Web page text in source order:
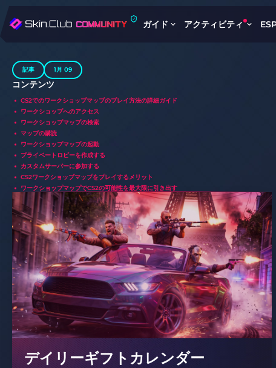
ガイド アクティビティ
記事 1月 09
コンテンツ
CS2でのワークショップマップのプレイ方法の詳細ガイド
ワークショップへのアクセス
ワークショップマップの検索
マップの購読
ワークショップマップの起動
プライベートロビーを作成する
カスタムサーバーに参加する
CS2ワークショップマップをプレイするメリット
ワークショップマップでCS2の可能性を最大限に引き出す
デイリーギフトカレンダー